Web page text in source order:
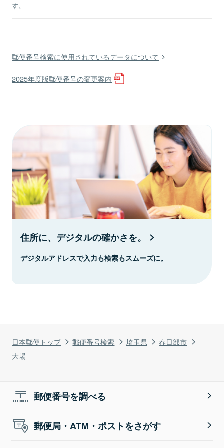
日本郵便トップ 郵便番号検索 埼玉県
春日部市
大場
す。
郵便番号検索に使用されているデータについて
2025年度版郵便番号の変更案内
住所に、デジタルの確かさを。
デジタルアドレスで入力も検索もスムーズに。
郵便番号を調べる
郵便局・ATM・ポストをさがす